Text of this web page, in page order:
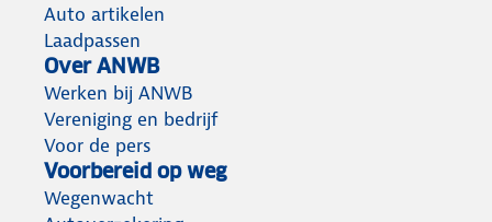
Auto artikelen
Laadpassen
Over ANWB
Werken bij ANWB
Vereniging en bedrijf
Voor de pers
Voorbereid op weg
Wegenwacht